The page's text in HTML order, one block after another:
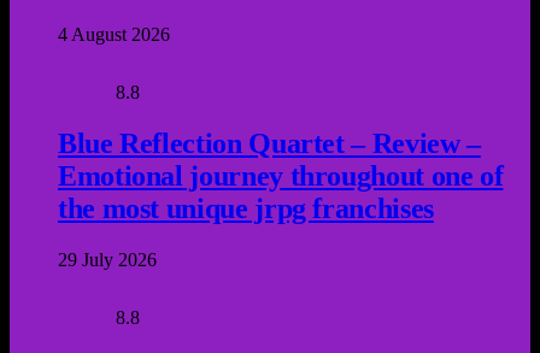
4 August 2026
8.8
Blue Reflection Quartet – Review –
Emotional journey throughout one of
the most unique jrpg franchises
29 July 2026
8.8